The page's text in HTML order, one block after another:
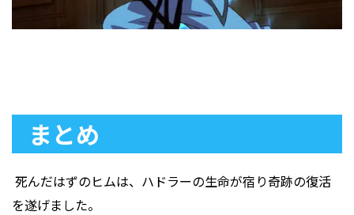
まとめ
死んだはずのヒムは、ハドラーの生命が宿り奇跡の復活
を遂げました。